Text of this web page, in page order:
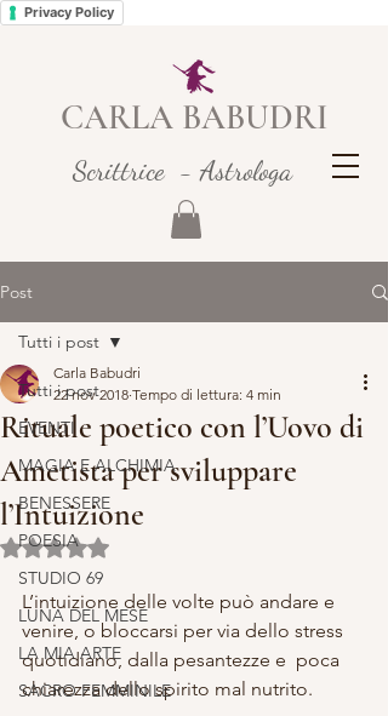
Privacy Policy
CARLA BABUDRI
Scrittrice - Astrologa
Post
Tutti i post
EVENTI
MAGIA E ALCHIMIA
BENESSERE
POESIA
STUDIO 69
LUNA DEL MESE
LA MIA ARTE
SACRO FEMMINILE
Tutti i post
Rituale poetico con l’Uovo di
Ametista per sviluppare
l’Intuizione
Carla Babudri
22 nov 2018 Tempo di lettura: 4 min
Valutazione NaN stelle su 5.
L’intuizione delle volte può andare e
venire, o bloccarsi per via dello stress
quotidiano, dalla pesantezze e  poca
chiarezza dello spirito mal nutrito.